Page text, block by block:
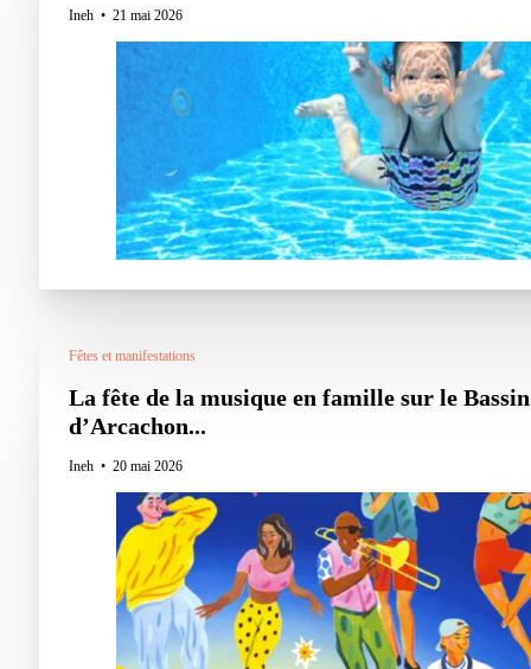
Ineh 21 mai 2026
Fêtes et manifestations
La fête de la musique en famille sur le Bassin
d’Arcachon...
Ineh 20 mai 2026